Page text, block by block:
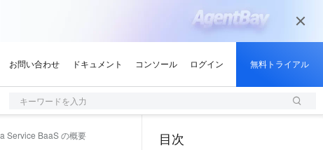
キーワードを入力
Service BaaS の概要 目次